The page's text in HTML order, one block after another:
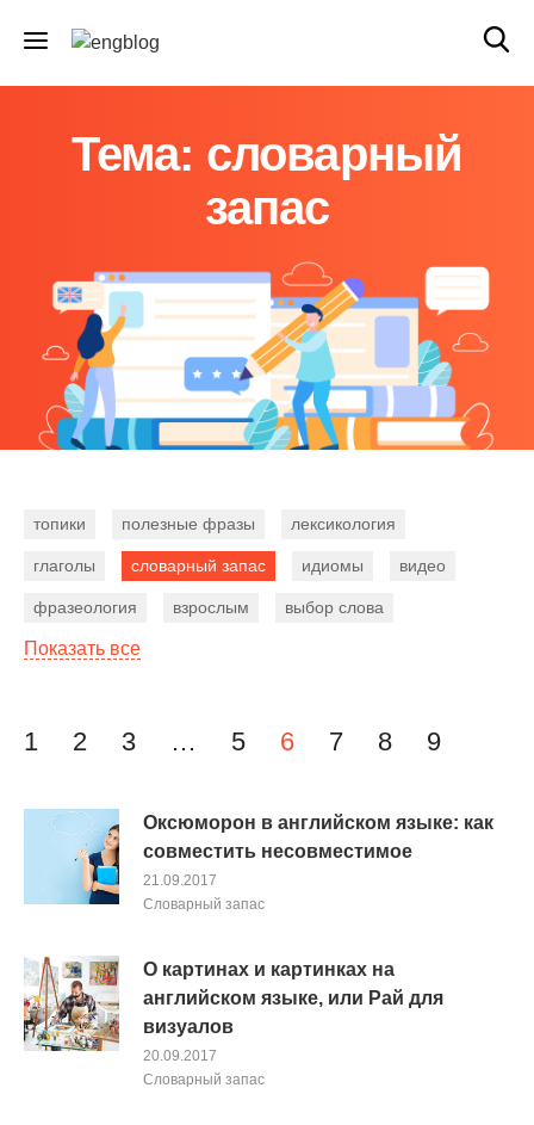
Тема: словарный
запас
топики полезные фразы лексикология
глаголы словарный запас идиомы видео
фразеология взрослым выбор слова
фразовые глаголы
существительные времена предложение
конструкции экзамены США местоимения
мотивация советы детям тексты песен
Показать все
Навигация по записям
1 2 3 … 5 6 7 8 9
Оксюморон в английском языке: как
совместить несовместимое
21.09.2017
Словарный запас
О картинах и картинках на
английском языке, или Рай для
визуалов
20.09.2017
Словарный запас